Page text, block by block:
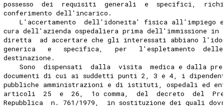
possesso  dei  requisiti  generali  e  specifici,
conferimento dell'incarico.
L'accertamento  dell'idoneita' fisica all'impiego
cura dell'azienda ospedaliera prima dell'immissione
diretta  ad accertare che gli interessati abbiano
generica   e   specifica,   per   l'espletamento
destinazione.
Sono  dispensati  dalla  visita  medica e dalla
documenti di cui ai suddetti punti 2, 3 e 4, i
pubbliche amministrazioni e di istituti, ospedali ed
articoli  25  e  26,  1o comma,  del  decreto  del
Repubblica  n. 761/1979,  in sostituzione dei quali